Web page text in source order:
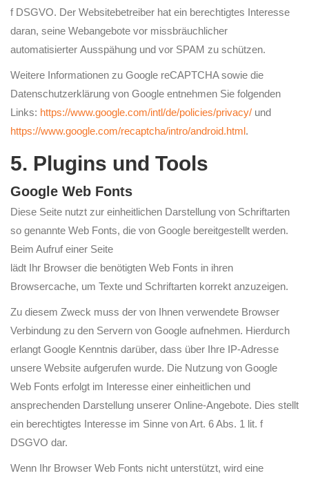
f DSGVO. Der Websitebetreiber hat ein berechtigtes Interesse
daran, seine Webangebote vor missbräuchlicher
automatisierter Ausspähung und vor SPAM zu schützen.
Weitere Informationen zu Google reCAPTCHA sowie die
Datenschutzerklärung von Google entnehmen Sie folgenden
Links: https://www.google.com/intl/de/policies/privacy/ und
https://www.google.com/recaptcha/intro/android.html.
5. Plugins und Tools
Google Web Fonts
Diese Seite nutzt zur einheitlichen Darstellung von Schriftarten
so genannte Web Fonts, die von Google bereitgestellt werden.
Beim Aufruf einer Seite
lädt Ihr Browser die benötigten Web Fonts in ihren
Browsercache, um Texte und Schriftarten korrekt anzuzeigen.
Zu diesem Zweck muss der von Ihnen verwendete Browser
Verbindung zu den Servern von Google aufnehmen. Hierdurch
erlangt Google Kenntnis darüber, dass über Ihre IP-Adresse
unsere Website aufgerufen wurde. Die Nutzung von Google
Web Fonts erfolgt im Interesse einer einheitlichen und
ansprechenden Darstellung unserer Online-Angebote. Dies stellt
ein berechtigtes Interesse im Sinne von Art. 6 Abs. 1 lit. f
DSGVO dar.
Wenn Ihr Browser Web Fonts nicht unterstützt, wird eine